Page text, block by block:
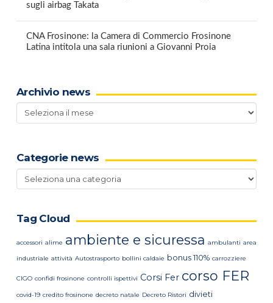
sugli airbag Takata
CNA Frosinone: la Camera di Commercio Frosinone
Latina intitola una sala riunioni a Giovanni Proia
Archivio news
Archivio
news
Categorie news
Categorie
news
Tag Cloud
accessori alime ambiente e sicuressa ambulanti area
industriale attività Autostrasporto bollini caldaie bonus 110% carrozziere
CIGO confidi frosinone controlli ispettivi Corsi Fer corso FER
covid-19 credito frosinone decreto natale Decreto Ristori divieti